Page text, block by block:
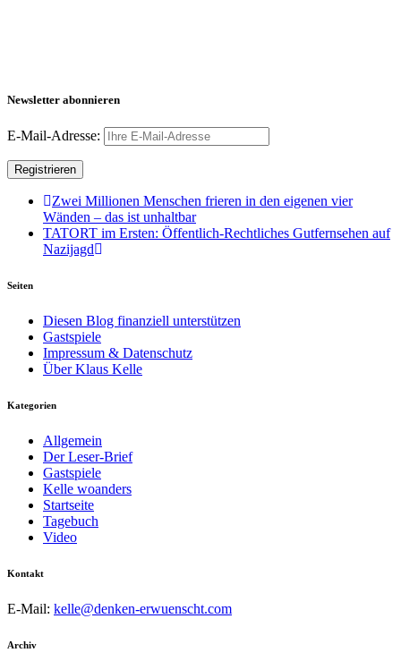
Newsletter abonnieren
E-Mail-Adresse:
Zwei Millionen Menschen frieren in den eigenen vier
Wänden – das ist unhaltbar
TATORT im Ersten: Öffentlich-Rechtliches Gutfernsehen auf
Nazijagd
Seiten
Diesen Blog finanziell unterstützen
Gastspiele
Impressum & Datenschutz
Über Klaus Kelle
Kategorien
Allgemein
Der Leser-Brief
Gastspiele
Kelle woanders
Startseite
Tagebuch
Video
Kontakt
E-Mail: kelle@denken-erwuenscht.com
Archiv